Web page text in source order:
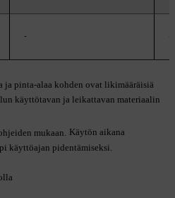
-
pinta-alaa kohden ovat likimääräisiä
käyttötavan ja leikattavan materiaalin
mukaan. Käytön aikana
käyttöajan pidentämiseksi.